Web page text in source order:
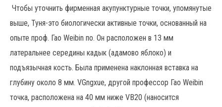
Чтобы уточнить фирменная акупунктурные точки, упомянутые
выше, Туня-это биологически активные точки, основанный на
опыте проф. Гао Weibin по. Он расположен в 13 мм
латеральнее середины кадык (адамово яблоко) и
подъязычная кость. Была применена наклонная вставка на
глубину около 8 мм. VGngxue, другой профессор Гао Weibin
точка, расположена на 40 мм ниже VB20 (наносится